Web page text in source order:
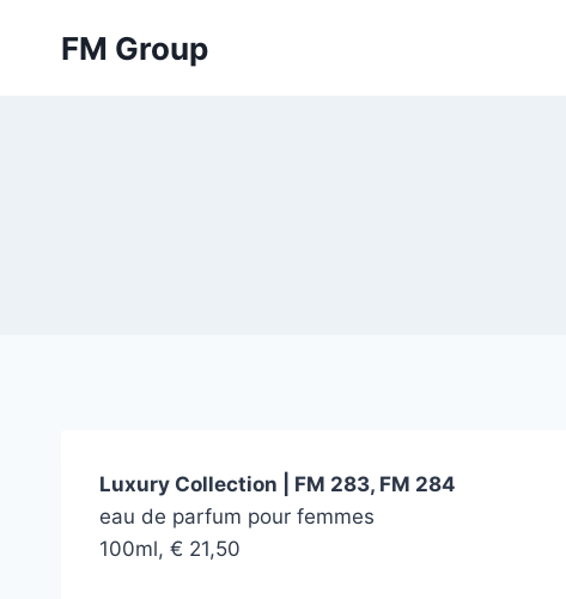
FM Group
Luxury Collection | FM 283, FM 284
eau de parfum pour femmes
100ml, € 21,50